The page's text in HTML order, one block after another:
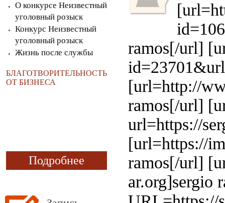
О конкурсе Неизвестный
уголовный розыск
Конкурс Неизвестный
уголовный розыск
Жизнь после службы
БЛАГОТВОРИТЕЛЬНОСТЬ
ОТ БИЗНЕСА
Подробнее
ramos[/url]
[url=http://
ramos[/url]
url=https://
[url=https://
ramos[/url]
ar.org]sergio